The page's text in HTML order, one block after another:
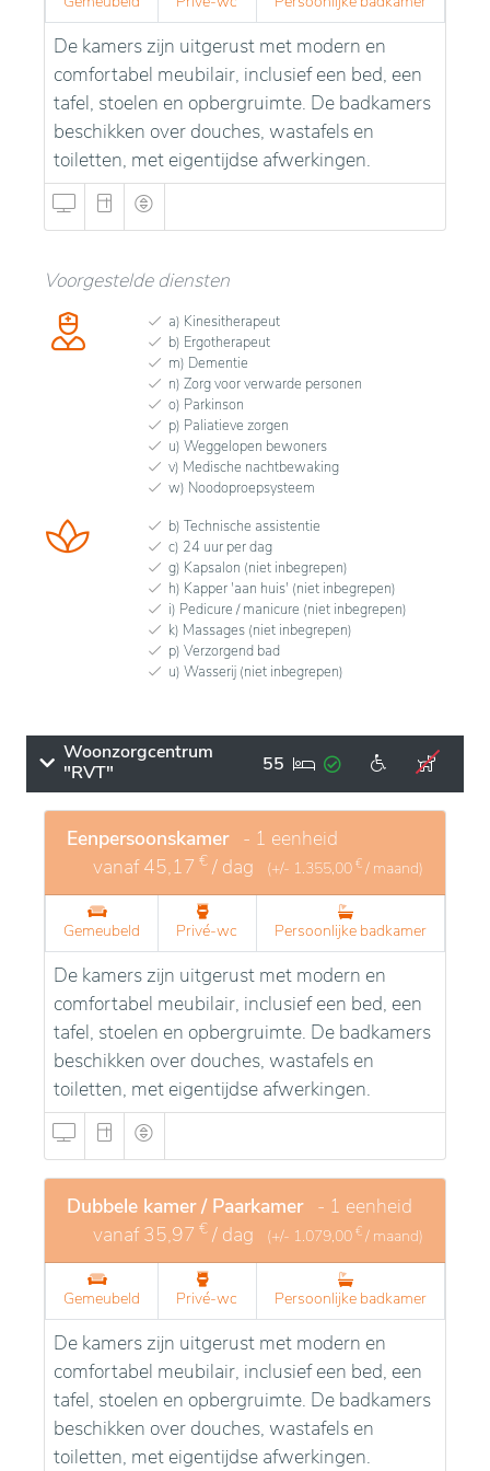
De kamers zijn uitgerust met modern en
comfortabel meubilair, inclusief een bed, een
tafel, stoelen en opbergruimte. De badkamers
beschikken over douches, wastafels en
toiletten, met eigentijdse afwerkingen.
Voorgestelde diensten
a) Kinesitherapeut
b) Ergotherapeut
m) Dementie
n) Zorg voor verwarde personen
o) Parkinson
p) Paliatieve zorgen
u) Weggelopen bewoners
v) Medische nachtbewaking
w) Noodoproepsysteem
b) Technische assistentie
c) 24 uur per dag
g) Kapsalon (niet inbegrepen)
h) Kapper 'aan huis' (niet inbegrepen)
i) Pedicure / manicure (niet inbegrepen)
k) Massages (niet inbegrepen)
p) Verzorgend bad
u) Wasserij (niet inbegrepen)
Woonzorgcentrum
"RVT"
55
Eenpersoonskamer - 1 eenheid
vanaf45,17 € / dag (+/- 1.355,00 € / maand)
Gemeubeld Privé-wc Persoonlijke badkamer
De kamers zijn uitgerust met modern en
comfortabel meubilair, inclusief een bed, een
tafel, stoelen en opbergruimte. De badkamers
beschikken over douches, wastafels en
toiletten, met eigentijdse afwerkingen.
Dubbele kamer / Paarkamer - 1 eenheid
vanaf35,97 € / dag (+/- 1.079,00 € / maand)
Gemeubeld Privé-wc Persoonlijke badkamer
De kamers zijn uitgerust met modern en
comfortabel meubilair, inclusief een bed, een
tafel, stoelen en opbergruimte. De badkamers
beschikken over douches, wastafels en
toiletten, met eigentijdse afwerkingen.